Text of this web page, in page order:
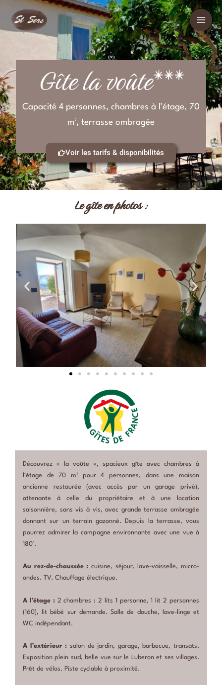
contenu
Gîte la voûte***
Capacité 4 personnes, chambres à l’étage, 70
m², terrasse ombragée
Voir les tarifs & disponibilités
Le gîte en photos :
Découvrez « la voûte », spacieux gîte avec chambres à
l’étage de 70 m² pour 4 personnes, dans une maison
ancienne restaurée (avec accès par un garage privé),
attenante à celle du propriétaire et à une location
saisonnière, sans vis à vis, avec grande terrasse ombragée
donnant sur un terrain gazonné. Depuis la terrasse, vous
pourrez admirer la campagne environnante avec une vue à
180°.
Au rez-de-chaussée : cuisine, séjour, lave-vaisselle, micro-
ondes. TV. Chauffage électrique.
A l’étage :2 chambres : 2 lits 1 personne, 1 lit 2 personnes
(160), lit bébé sur demande. Salle de douche, lave-linge et
WC indépendant.
A l’extérieur : salon de jardin, garage, barbecue, transats.
Exposition plein sud, belle vue sur le Luberon et ses villages.
Prêt de vélos. Piste cyclable à proximité.